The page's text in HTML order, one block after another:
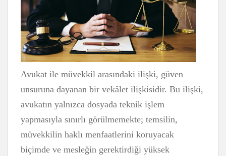
Avukat ile müvekkil arasındaki ilişki, güven
unsuruna dayanan bir vekâlet ilişkisidir. Bu ilişki,
avukatın yalnızca dosyada teknik işlem
yapmasıyla sınırlı görülmemekte; temsilin,
müvekkilin haklı menfaatlerini koruyacak
biçimde ve mesleğin gerektirdiği yüksek